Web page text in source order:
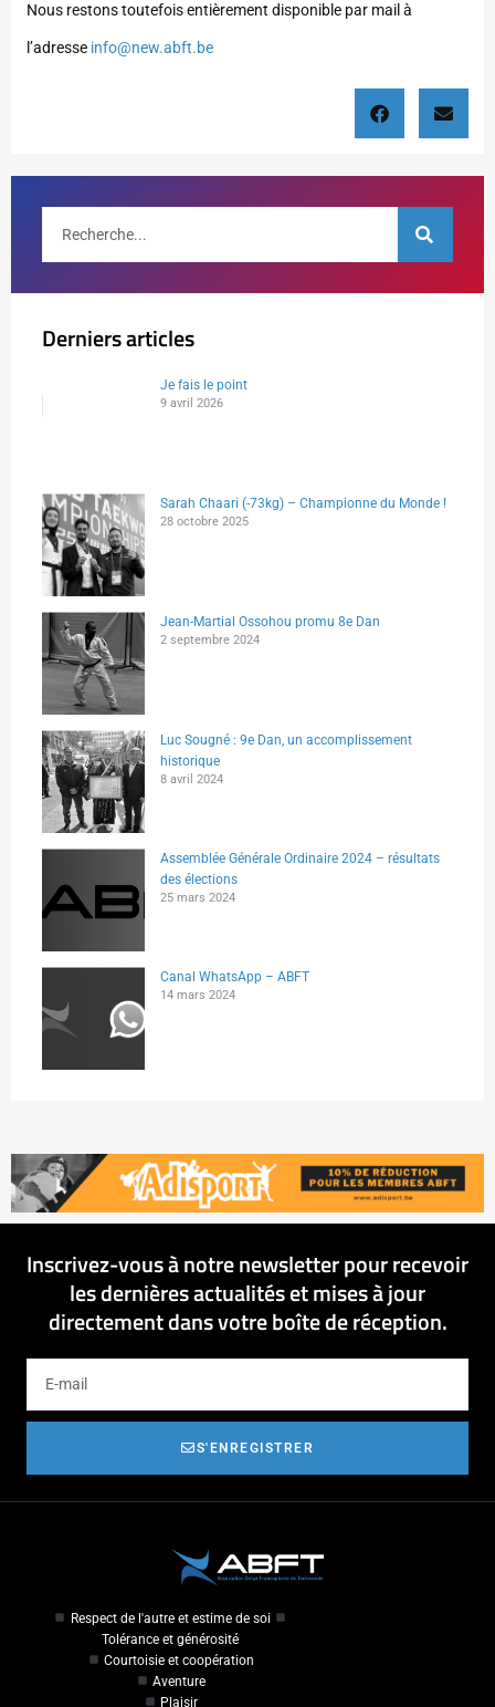
Nous restons toutefois entièrement disponible par mail à
l’adresse info@new.abft.be
Derniers articles
Je fais le point
9 avril 2026
Sarah Chaari (-73kg) – Championne du Monde !
28 octobre 2025
Jean-Martial Ossohou promu 8e Dan
2 septembre 2024
Luc Sougné : 9e Dan, un accomplissement
historique
8 avril 2024
Assemblée Générale Ordinaire 2024 – résultats
des élections
25 mars 2024
Canal WhatsApp – ABFT
14 mars 2024
Inscrivez-vous à notre newsletter pour recevoir
les dernières actualités et mises à jour
directement dans votre boîte de réception.
S'ENREGISTRER
Respect de l'autre et estime de soi
Tolérance et générosité
Courtoisie et coopération
Aventure
Plaisir